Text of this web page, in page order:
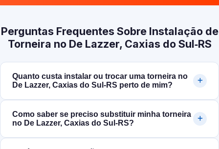
Perguntas Frequentes Sobre Instalação de
Torneira no De Lazzer, Caxias do Sul‑RS
Quanto custa instalar ou trocar uma torneira no
De Lazzer, Caxias do Sul‑RS perto de mim?
Como saber se preciso substituir minha torneira
no De Lazzer, Caxias do Sul‑RS?